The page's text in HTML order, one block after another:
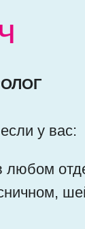
у вас:
любом